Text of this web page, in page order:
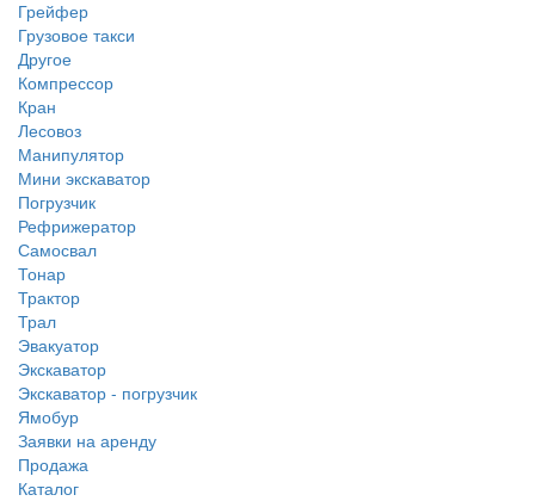
Грейфер
Грузовое такси
Другое
Компрессор
Кран
Лесовоз
Манипулятор
Мини экскаватор
Погрузчик
Рефрижератор
Самосвал
Тонар
Трактор
Трал
Эвакуатор
Экскаватор
Экскаватор - погрузчик
Ямобур
Заявки на аренду
Продажа
Каталог